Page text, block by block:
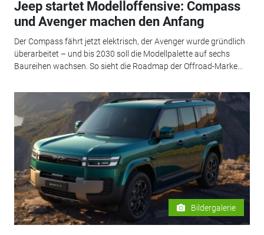
Jeep startet Modelloffensive: Compass
und Avenger machen den Anfang
Der Compass fährt jetzt elektrisch, der Avenger wurde gründlich
überarbeitet – und bis 2030 soll die Modellpalette auf sechs
Baureihen wachsen. So sieht die Roadmap der Offroad-Marke...
Bildergalerie